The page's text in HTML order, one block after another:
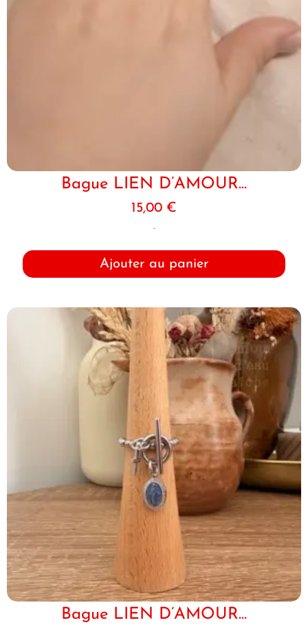
Bague LIEN D’AMOUR...
15,00 €
.
Ajouter au panier
Bague LIEN D’AMOUR...